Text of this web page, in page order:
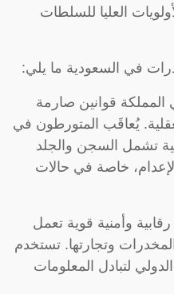
العليا للسلطات
في السعودية ما يلي:
المملكة قوانين صارمة
يُعاقَب المتورطون في
تشمل السجن والجلد
خاصة في حالات
وأمنية قوية تعمل
وتجارتها. تستخدم
الدولي لتبادل المعلومات